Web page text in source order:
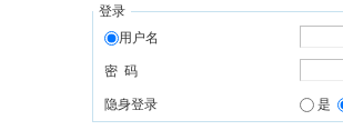
登录
用户名
密 码
隐身登录 是